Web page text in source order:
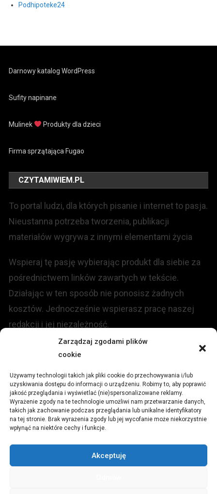
Zarządzaj zgodami plików
cookie
Używamy technologii takich jak pliki cookie do przechowywania i/lub
uzyskiwania dostępu do informacji o urządzeniu. Robimy to, aby poprawić
jakość przeglądania i wyświetlać (nie)spersonalizowane reklamy.
Wyrażenie zgody na te technologie umożliwi nam przetwarzanie danych,
takich jak zachowanie podczas przeglądania lub unikalne identyfikatory
na tej stronie. Brak wyrażenia zgody lub jej wycofanie może niekorzystnie
wpłynąć na niektóre cechy i funkcje.
Akceptuję
Podhipoteke24
Darnowy katalog WordPress
Sufity napinane
Mulinek Produkty dla dzieci
Firma sprzątająca Fugao
CZYTAMIWIEM.PL
To portal ludzi, dla których pisanie i internet to pasja.
Nieustanna potrzeba tworzenia, publikacji
materiałów wygrywa z innymi elementami życia
Wspieraj tę pasję wybierając produkt dla siebie za
pośrednictwem linków zawartych w tekście.
Działając w ten sposób nie ponosisz żadnych
kosztów. Jednocześnie wspierasz pracę naszej
redakcji i jej niezależność.
Redakcja portalu:
ul.Stara 13, 42-600 Tarnowskie Góry
TEL:+48 509 547 822
redakcja@czytamiwiem.pl